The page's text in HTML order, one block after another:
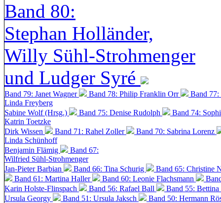
Band 80:
Stephan Holländer,
Willy Sühl-Strohmenger
und Ludger Syré
Band 79: Janet Wagner Band 78: Philip Franklin Orr
Band
Linda Freyberg
Sabine Wolf (Hrsg.)
Band 75: Denise Rudolph
Band 74:
Katrin Toetzke
Dirk Wissen
Band 71: Rahel Zoller
Band 70: Sabrina Lorenz
Linda Schünhoff
Benjamin Flämig
Band 67:
Wilfried Sühl-Strohmenger
Jan-Pieter Barbian
Band 66: Tina Schurig
Band 65: Christine
Band 61: Martina Haller
Band 60: Leonie Flachsmann
Karin Holste-Flinspach
Band 56: Rafael Ball
Band 55:
Ursula Georgy
Band 51: Ursula Jaksch Band 50: Hermann